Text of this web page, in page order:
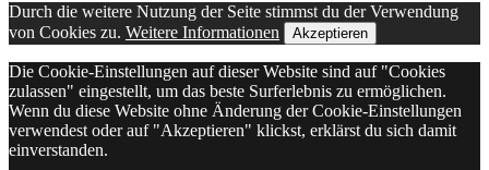
Durch die weitere Nutzung der Seite stimmst du der Verwendung
von Cookies zu. Weitere Informationen Akzeptieren
Die Cookie-Einstellungen auf dieser Website sind auf "Cookies
zulassen" eingestellt, um das beste Surferlebnis zu ermöglichen.
Wenn du diese Website ohne Änderung der Cookie-Einstellungen
verwendest oder auf "Akzeptieren" klickst, erklärst du sich damit
einverstanden.